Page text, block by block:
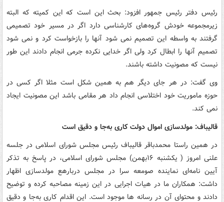
رئیس دفتر رئیس جمهور افزود: بحث این است که این کمیته که البته
زیرمجموعه خودش گروه‌های کارشناسی دارد اگر در مسیر خود تصمیمی
گرفتند به واسطه این تصمیم نمی شود آنها را بازخواست کرد و نمی شود
تصمیم آنها را ابطال کرد ولی اگر خدایی نکرده جرمی انجام دادند این طور
نیست که مصونیت داشته باشند.
وی گفت: در هر جای دیگر هم به همین شکل است مثلا اگر کسی در
حوزه ماموریت خود اختلاسی انجام داد هر مقامی باشد این مصونیت ایجاد
نمی کند.
قالیباف: مولدسازی اموال دولت کاری به‌جا و دقیق است
در همین راستا محمدباقر قالیباف رئیس مجلس شورای اسلامی در جلسه
علنی امروز ( یکشنبه ۱۶بهمن) مجلس شورای اسلامی، در پاسخ به تذکر
آیین نامه‌ای نماینده صومعه سرا در مجلس دربارهع مولدسازی اظهار
داشت: همکاران ما در هیات اجرایی در این زمینه مصاحبه کرده و توضیح
دادند و محتوای آن در رسانه ها موجود است. این اقدام کاری به‌جا و دقیق